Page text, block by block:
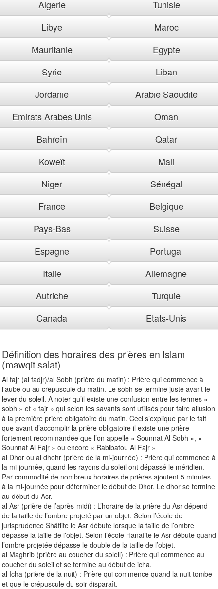
Algérie
Tunisie
Libye
Maroc
Mauritanie
Egypte
Syrie
Liban
Jordanie
Arabie Saoudite
Emirats Arabes Unis
Oman
Bahreïn
Qatar
Koweït
Mali
Niger
Sénégal
France
Belgique
Pays-Bas
Suisse
Espagne
Portugal
Italie
Allemagne
Autriche
Turquie
Canada
Etats-Unis
Définition des horaires des prières en Islam
(mawqit salat)
Al fajr (al fadjr)/al Sobh (prière du matin) : Prière qui commence à
l’aube ou au crépuscule du matin. Le sobh se termine juste avant le
lever du soleil. A noter qu’il existe une confusion entre les termes «
sobh » et « fajr » qui selon les savants sont utilisés pour faire allusion
à la première prière obligatoire du matin. Ceci s’explique par le fait
que avant d’accomplir la prière obligatoire il existe une prière
fortement recommandée que l’on appelle « Sounnat Al Sobh », «
Sounnat Al Fajr » ou encore « Rabibatou Al Fajr »
al Dhor ou al dhohr (prière de la mi-journée) : Prière qui commence à
la mi-journée, quand les rayons du soleil ont dépassé le méridien.
Par commodité de nombreux horaires de prières ajoutent 5 minutes
à la mi-journée pour déterminer le début de Dhor. Le dhor se termine
au début du Asr.
al Asr (prière de l’après-midi) : L’horaire de la prière du Asr dépend
de la taille de l’ombre projeté par un objet. Selon l’école de
jurisprudence Shâfiite le Asr débute lorsque la taille de l’ombre
dépasse la taille de l’objet. Selon l’école Hanafite le Asr débute quand
l’ombre projetée dépasse le double de la taille de l’objet.
al Maghrib (prière au coucher du soleil) : Prière qui commence au
coucher du soleil et se termine au début de icha.
al Icha (prière de la nuit) : Prière qui commence quand la nuit tombe
et que le crépuscule du soir disparaît.